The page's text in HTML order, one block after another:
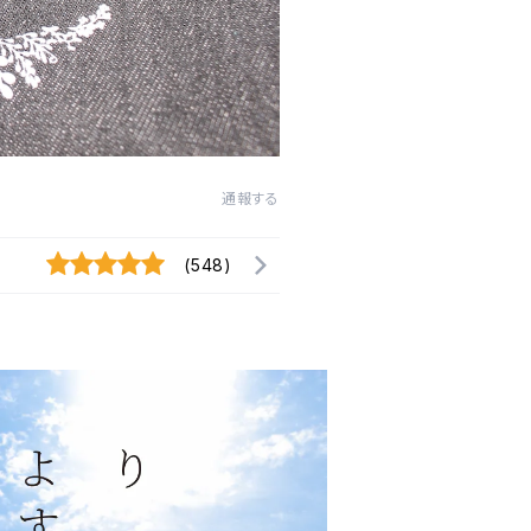
通報する
(548)